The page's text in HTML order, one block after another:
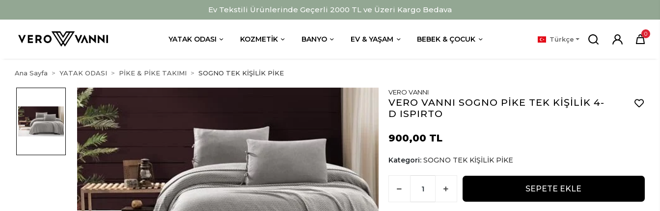
Ev Tekstili Ürünlerinde Geçerli 2000 TL ve Üzeri Kargo Bedava
YATAK ODASI KOZMETIK BANYO EV & YAŞAM BEBEK & ÇOCUK Türkçe
0
Ana Sayfa YATAK ODASI PİKE & PİKE TAKIMI SOGNO TEK KİŞİLİK PİKE
VERO VANNI
VERO VANNI SOGNO PİKE TEK KİŞİLİK 4-
D ISPIRTO
900,00 TL
Kategori: SOGNO TEK KİŞİLİK PİKE
SEPETE EKLE